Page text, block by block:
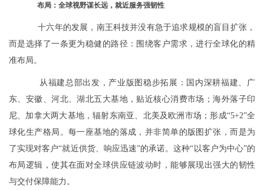
布局：全球视野谋长远，就近服务强韧性
十六年的发展，南王科技并没有急于追求规模的盲目扩张，
而是选择了一条更为稳健的路径：围绕客户需求，进行全球化的精
准布局。
从福建总部出发，产业版图稳步拓展：国内深耕福建、广
东、安徽、河北、湖北五大基地，贴近核心消费市场；海外落子印
尼、加拿大两大基地，辐射东南亚、北美及欧洲市场；形成“5+2”全
球化生产格局。每一座基地的落成，并非简单的版图扩张，而是为
了实现对客户“就近供货、响应迅速”的承诺。这种“以客户为中心”的
布局逻辑，使其在面对全球供应链波动时，能够展现出强大的韧性
与交付保障能力。